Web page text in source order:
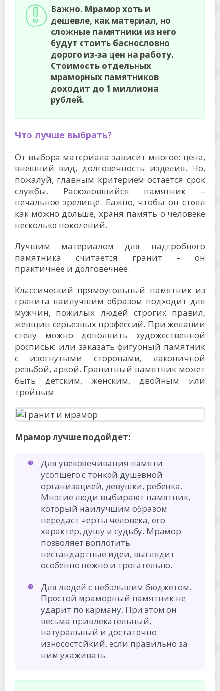
Важно. Мрамор хоть и
дешевле, как материал, но
сложные памятники из него
будут стоить баснословно
дорого из-за цен на работу.
Стоимость отдельных
мраморных памятников
доходит до 1 миллиона
рублей.
Что лучше выбрать?
От выбора материала зависит многое: цена,
внешний вид, долговечность изделия. Но,
пожалуй, главным критерием остается срок
службы. Расколовшийся памятник –
печальное зрелище. Важно, чтобы он стоял
как можно дольше, храня память о человеке
несколько поколений.
Лучшим материалом для надгробного
памятника считается гранит – он
практичнее и долговечнее.
Классический прямоугольный памятник из
гранита наилучшим образом подходит для
мужчин, пожилых людей строгих правил,
женщин серьезных профессий. При желании
стелу можно дополнить художественной
росписью или заказать фигурный памятник
с изогнутыми сторонами, лаконичной
резьбой, аркой. Гранитный памятник может
быть детским, женским, двойным или
тройным.
Мрамор лучше подойдет:
Для увековечивания памяти
усопшего с тонкой душевной
организацией, девушки, ребенка.
Многие люди выбирают памятник,
который наилучшим образом
передаст черты человека, его
характер, душу и судьбу. Мрамор
позволяет воплотить
нестандартные идеи, выглядит
особенно нежно и трогательно.
Для людей с небольшим бюджетом.
Простой мраморный памятник не
ударит по карману. При этом он
весьма привлекательный,
натуральный и достаточно
износостойкий, если правильно за
ним ухаживать.